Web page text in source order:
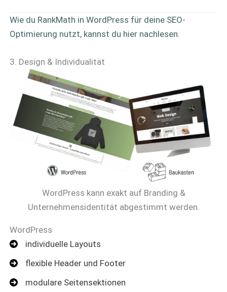
Wie du RankMath in WordPress für deine SEO-
Optimierung nutzt, kannst du hier nachlesen.
3. Design & Individualität
WordPress kann exakt auf Branding &
Unternehmensidentität abgestimmt werden.
WordPress
individuelle Layouts
flexible Header und Footer
modulare Seitensektionen